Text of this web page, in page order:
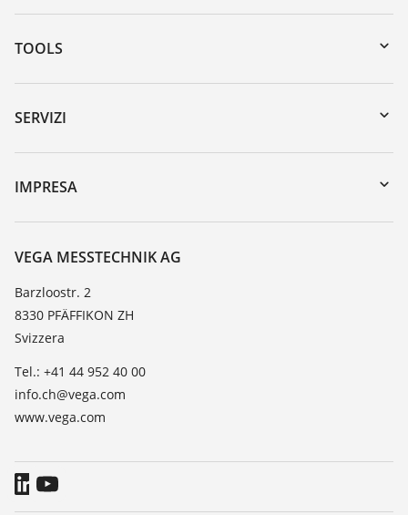
TOOLS
Downloads
Ricerca numero di serie
DTM Collection/PACTware
SERVIZI
Reso apparecchio
Seminari
TeamViewer
IMPRESA
VEGA, l'azienda
Contatto
Novità
Stampa
Blog
VEGA MESSTECHNIK AG
Barzloostr. 2
8330 PFÄFFIKON ZH
Svizzera
Tel.: +41 44 952 40 00
info.ch@vega.com
www.vega.com